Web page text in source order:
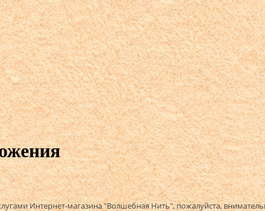
Интернет-магазина "Волшебная Нить", пожалуйста,